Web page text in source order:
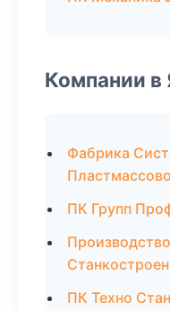
Компании в
Фабрика
ПК Групп
ПК Техно